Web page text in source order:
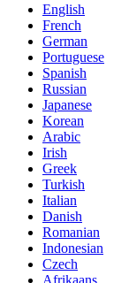
English
French
German
Portuguese
Spanish
Russian
Japanese
Korean
Arabic
Irish
Greek
Turkish
Italian
Danish
Romanian
Indonesian
Czech
Afrikaans